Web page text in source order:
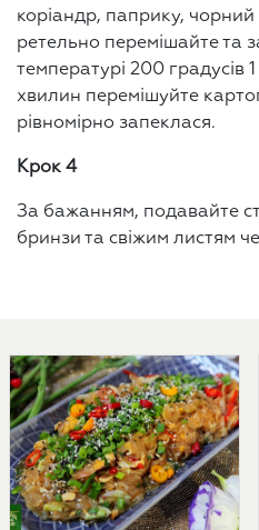
коріандр, паприку,
ретельно перемішайте та
температурі 200 градусів
хвилин перемішуйте
рівномірно запеклася.
Крок 4
За бажанням, подавайте
бринзи та свіжим листям